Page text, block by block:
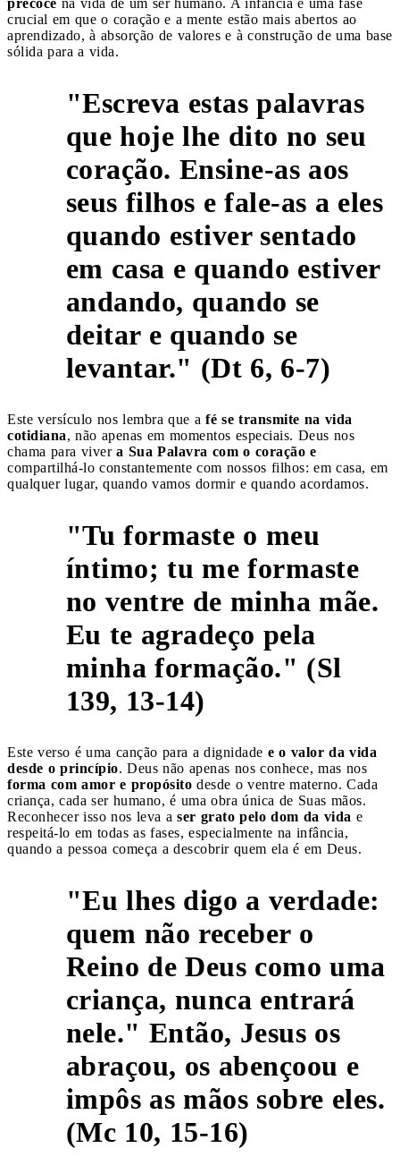
crucial em que o coração e a mente estão mais abertos ao
aprendizado, à absorção de valores e à construção de uma base
sólida para a vida.
"Escreva estas palavras
que hoje lhe dito no seu
coração. Ensine-as aos
seus filhos e fale-as a eles
quando estiver sentado
em casa e quando estiver
andando, quando se
deitar e quando se
levantar." (Dt 6, 6-7)
Este versículo nos lembra que a fé se transmite na vida
cotidiana, não apenas em momentos especiais. Deus nos
chama para vivera Sua Palavra com o coração e
compartilhá-lo constantemente com nossos filhos: em casa, em
qualquer lugar, quando vamos dormir e quando acordamos.
"Tu formaste o meu
íntimo; tu me formaste
no ventre de minha mãe.
Eu te agradeço pela
minha formação." (Sl
139, 13-14)
Este verso é uma canção para a dignidade e o valor da vida
desde o princípio. Deus não apenas nos conhece, mas nos
forma com amor e propósito desde o ventre materno. Cada
criança, cada ser humano, é uma obra única de Suas mãos.
Reconhecer isso nos leva a ser grato pelo dom da vida e
respeitá-lo em todas as fases, especialmente na infância,
quando a pessoa começa a descobrir quem ela é em Deus.
"Eu lhes digo a verdade:
quem não receber o
Reino de Deus como uma
criança, nunca entrará
nele." Então, Jesus os
abraçou, os abençoou e
impôs as mãos sobre eles.
(Mc 10, 15-16)